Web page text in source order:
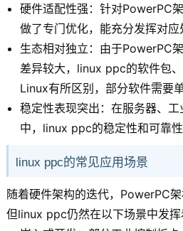
硬件适配性强：针对PowerPC
做了专门优化，能充分发挥对应
生态相对独立：由于PowerPC
差异较大，linux ppc的软件包
Linux有所区别，部分软件需要
稳定性表现突出：在服务器、
中，linux ppc的稳定性和可靠性
linux ppc的常见应用场景
随着硬件架构的迭代，PowerPC架
但linux ppc仍然在以下场景中发挥